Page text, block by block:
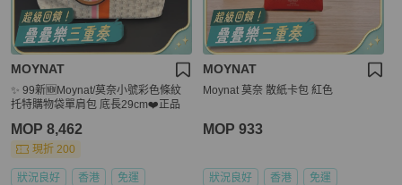
MOYNAT
✨ 99新🆕Moynat/莫奈小號彩色條紋
托特購物袋單肩包 底長29cm❤️正品
MOP 8,462
現折 200
狀況良好 香港 免運
MOYNAT
Moynat 莫奈 散紙卡包 紅色
MOP 933
狀況良好 香港 免運